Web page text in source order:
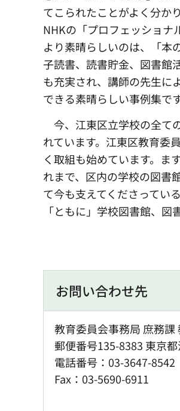
てこられたことがよく分か
NHKの「プロフェッショナ
より素晴らしいのは、「本
子読書、読書貯金、図書館
も充実され、講師の先生に
できる素晴らしい事例集です
今、江東区立学校の全て
れています。江東区教育委
く取組も始めています。ま
れまで、区内の学校の図書
て今も支えてくださってい
「ともに」学校図書館、
お問い合わせ先
教育委員会事務局 庶務
郵便番号135-8383 東京
電話番号：03-3647-8542
Fax：03-5690-6911